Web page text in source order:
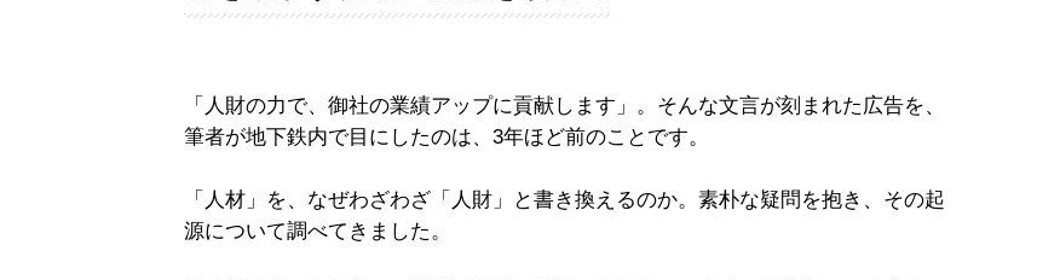
「人財の力で、御社の業績アップに貢献します」。そんな文言が刻まれた広告を、
筆者が地下鉄内で目にしたのは、3年ほど前のことです。
「人材」を、なぜわざわざ「人財」と書き換えるのか。素朴な疑問を抱き、その起
源について調べてきました。